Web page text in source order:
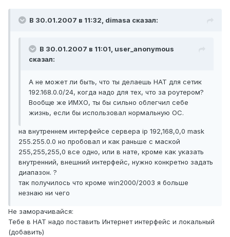
В 30.01.2007 в 11:32, dimasa сказал:
В 30.01.2007 в 11:01, user_anonymous
сказал:
А не может ли быть, что ты делаешь НАТ для сетик
192.168.0.0/24, когда надо для тех, что за роутером?
Вообще же ИМХО, ты бы сильно облегчил себе
жизнь, если бы использовал нормальную ОС.
на внутреннем интерфейсе сервера ip 192,168,0,0 mask
255.255.0.0 но пробовал и как раньше с маской
255,255,255,0 все одно, или в нате, кроме как указать
внутренний, внешний интерфейс, нужно конкретно задать
диапазон. ?
так получилось что кроме win2000/2003 я больше
незнаю ни чего
Не заморачивайся:
Тебе в НАТ надо поставить Интернет интерфейс и локальный
(добавить)